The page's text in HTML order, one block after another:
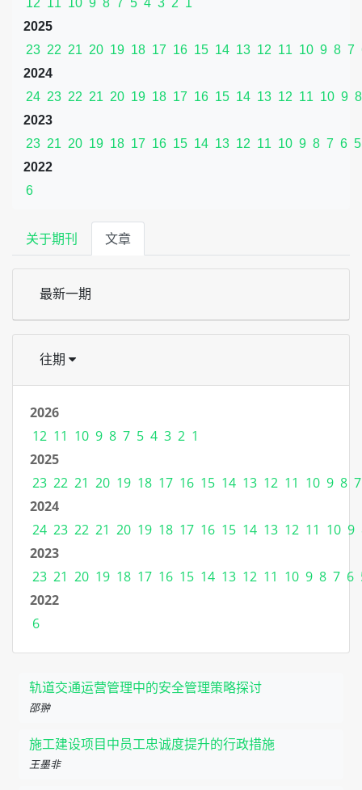
12 11 10 9 8 7 5 4 3 2 1
2025
23 22 21 20 19 18 17 16 15 14 13 12 11 10 9 8 7
2024
24 23 22 21 20 19 18 17 16 15 14 13 12 11 10 9 8
2023
23 21 20 19 18 17 16 15 14 13 12 11 10 9 8 7 6 5
2022
6
关于期刊 文章
最新一期
往期
2026
12 11 10 9 8 7 5 4 3 2 1
2025
23 22 21 20 19 18 17 16 15 14 13 12 11 10 9 8 7
2024
24 23 22 21 20 19 18 17 16 15 14 13 12 11 10 9
2023
23 21 20 19 18 17 16 15 14 13 12 11 10 9 8 7 6
2022
6
轨道交通运营管理中的安全管理策略探讨
邵翀
施工建设项目中员工忠诚度提升的行政措施
王墨非